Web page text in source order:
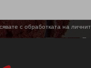
с обработката на
предложения.